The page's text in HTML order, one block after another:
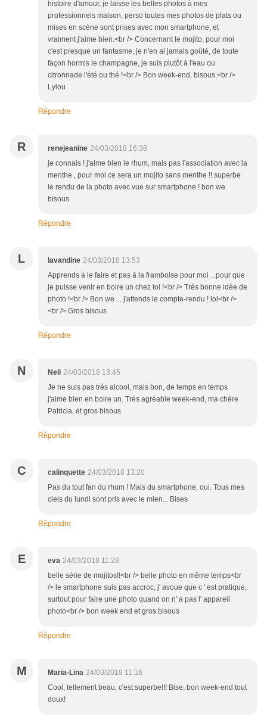
histoire d'amour, je laisse les belles photos à mes
professionnels maison, perso toutes mes photos de plats ou
mises en scène sont prises avec mon smartphone, et
vraiment j'aime bien.<br /> Concernant le mojito, pour moi
c'est presque un fantasme, je n'en ai jamais goûté, de toute
façon hormis le champagne, je suis plutôt à l'eau ou
citronnade l'été ou thé !<br /> Bon week-end, bisous.<br />
Lylou
Répondre
R renejeanine 24/03/2018 16:38
je connais ! j'aime bien le rhum, mais pas l'association avec la
menthe , pour moi ce sera un mojito sans menthe !! superbe
le rendu de la photo avec vue sur smartphone ! bon we
bisous
Répondre
L lavandine 24/03/2018 13:53
Apprends à le faire et pas à la framboise pour moi ...pour que
je puisse venir en boire un chez toi !<br /> Très bonne idée de
photo !<br /> Bon we ... j'attends le compte-rendu ! lol<br />
<br /> Gros bisous
Répondre
N Nell
24/03/2018 13:45
Je ne suis pas très alcool, mais bon, de temps en temps
j'aime bien en boire un. Très agréable week-end, ma chère
Patricia, et gros bisous
Répondre
C calinquette 24/03/2018 13:20
Pas du tout fan du rhum ! Mais du smartphone, oui. Tous mes
ciels du lundi sont pris avec le mien... Bises
Répondre
E eva 24/03/2018 11:28
belle série de mojitos!!<br /> belle photo en même temps<br
/> le smartphone suis pas accroc, j' avoue que c ' est pratique,
surtout pour faire une photo quand on n' a pas l' appareil
photo<br /> bon week end et gros bisous
Répondre
M Maria-Lina 24/03/2018 11:16
Cool, tellement beau, c'est superbe!!! Bise, bon week-end tout
doux!